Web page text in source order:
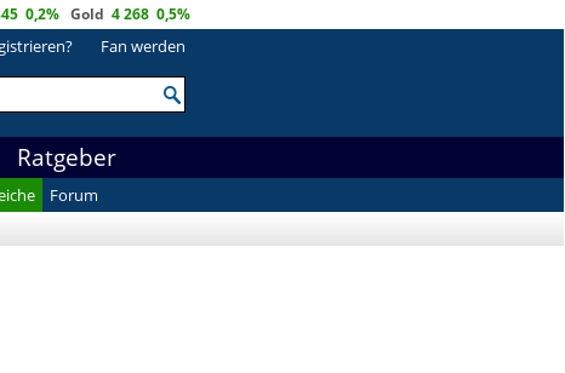
0,2% Gold 4 268 0,5%
Fan werden
Ratgeber
Forum